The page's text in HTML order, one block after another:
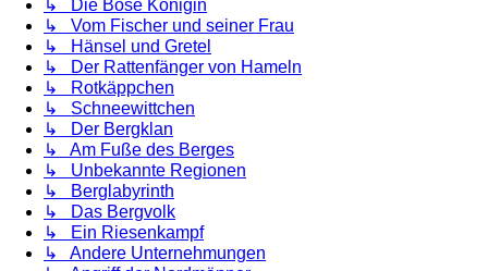
↳ Die Böse Königin
↳ Vom Fischer und seiner Frau
↳ Hänsel und Gretel
↳ Der Rattenfänger von Hameln
↳ Rotkäppchen
↳ Schneewittchen
↳ Der Bergklan
↳ Am Fuße des Berges
↳ Unbekannte Regionen
↳ Berglabyrinth
↳ Das Bergvolk
↳ Ein Riesenkampf
↳ Andere Unternehmungen